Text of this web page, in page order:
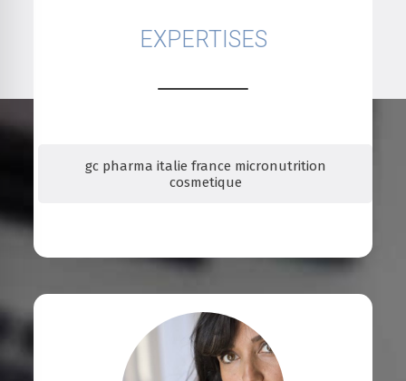
EXPERTISES
gc pharma italie france micronutrition
cosmetique